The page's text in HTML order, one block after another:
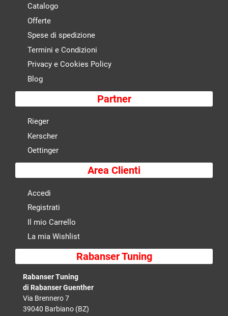
Catalogo
Offerte
Spese di spedizione
Termini e Condizioni
Privacy e Cookies Policy
Blog
Partner
Rieger
Kerscher
Oettinger
Area Clienti
Accedi
Registrati
Il mio Carrello
La mia Wishlist
Rabanser Tuning
Rabanser Tuning
di Rabanser Guenther
Via Brennero 7
39040 Barbiano (BZ)